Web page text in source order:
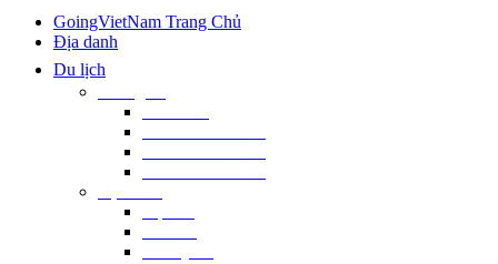
GoingVietNam Trang Chủ
Địa danh
Du lịch